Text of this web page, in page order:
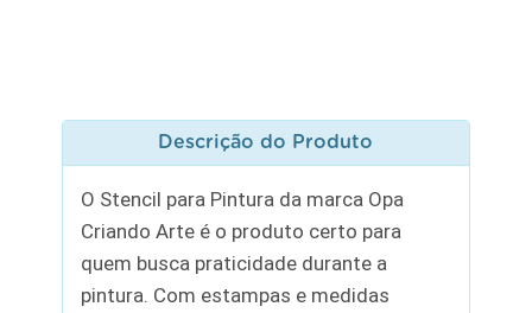
Descrição do Produto
O Stencil para Pintura da marca Opa
Criando Arte é o produto certo para
quem busca praticidade durante a
pintura. Com estampas e medidas